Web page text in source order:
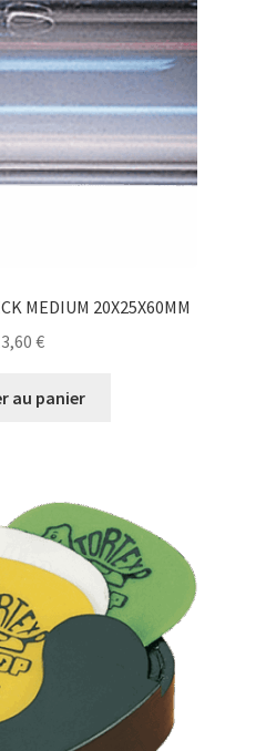
MEDIUM 20X25X60MM
€
au panier